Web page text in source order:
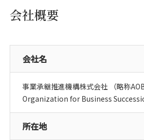
会社概要
会社名
事業承継推進機構株式会社 （略称
Organization for Business
所在地